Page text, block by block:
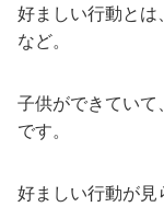
好ましい行動とは
など。
子供ができていて
です。
好ましい行動が見